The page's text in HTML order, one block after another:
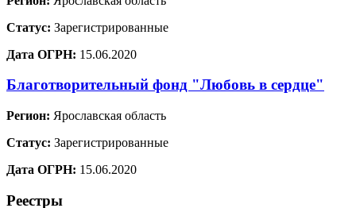
Статус: Зарегистрированные
Дата ОГРН: 15.06.2020
Благотворительный фонд "Любовь в сердце"
Регион: Ярославская область
Статус: Зарегистрированные
Дата ОГРН: 15.06.2020
Реестры